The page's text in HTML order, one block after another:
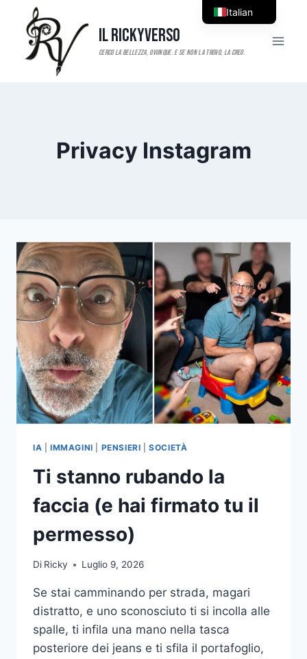
contenuto
Il RickyVerso
Privacy Instagram
IA IMMAGINI PENSIERI |SOCIETÀ
Ti stanno rubando la
faccia (e hai firmato tu il
permesso)
Di Ricky Luglio 9, 2026
Se stai camminando per strada, magari
distratto, e uno sconosciuto ti si incolla alle
spalle, ti infila una mano nella tasca
posteriore dei jeans e ti sfila il portafoglio,
Italian